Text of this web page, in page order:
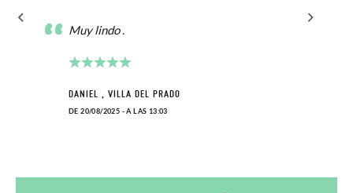
Muy lindo .
DANIEL , VILLA DEL PRADO
DE 20/08/2025 - A LAS 13:03